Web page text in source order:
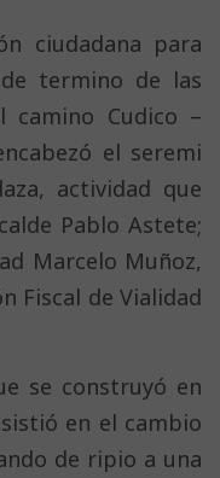
ciudadana para
termino de las
camino Cudico –
el seremi
actividad que
Pablo Astete;
Marcelo Muñoz,
Fiscal de Vialidad
se construyó en
en el cambio
de ripio a una